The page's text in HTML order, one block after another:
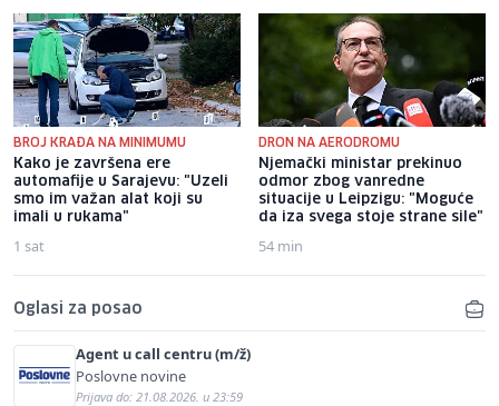
BROJ KRAĐA NA MINIMUMU
Kako je završena ere
automafije u Sarajevu: "Uzeli
smo im važan alat koji su
imali u rukama"
1 sat
DRON NA AERODROMU
Njemački ministar prekinuo
odmor zbog vanredne
situacije u Leipzigu: "Moguće
da iza svega stoje strane sile"
54 min
Oglasi za posao
Agent u call centru (m/ž)
Poslovne novine
Prijava do: 21.08.2026. u 23:59